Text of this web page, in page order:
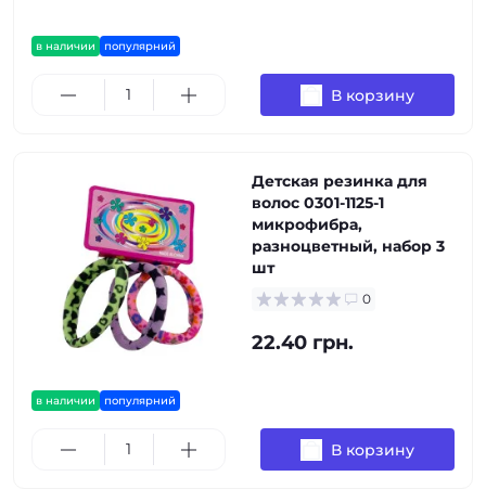
в наличии популярний
В корзину
в наличии популярний
Детская резинка для
волос 0301-1125-1
микрофибра,
разноцветный, набор 3
шт
0
22.40 грн.
В корзину